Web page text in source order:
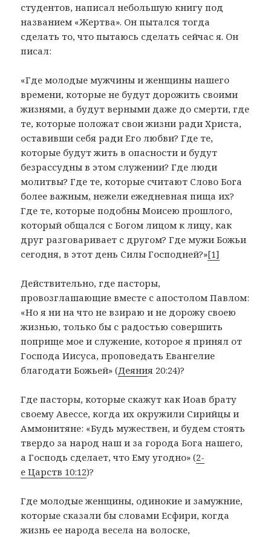
студентов, написал небольшую книгу под
названием «Жертва». Он пытался тогда
сделать то, что пытаюсь сделать сейчас я. Он
писал:
«Где молодые мужчины и женщины нашего
времени, которые не будут дорожить своими
жизнями, а будут верными даже до смерти, где
те, которые положат свои жизни ради Христа,
оставивши себя ради Его любви? Где те,
которые будут жить в опасности и будут
безрассудны в этом служении? Где люди
молитвы? Где те, которые считают Слово Бога
более важным, нежели ежедневная пища их?
Где те, которые подобны Моисею прошлого,
который общался с Богом лицом к лицу, как
друг разговаривает с другом? Где мужи Божьи
сегодня, в этот день Силы Господней?»[1]
Действительно, где пасторы,
провозглашающие вместе с апостолом Павлом:
«Но я ни на что не взираю и не дорожу своею
жизнью, только бы с радостью совершить
поприще мое и служение, которое я принял от
Господа Иисуса, проповедать Евангелие
благодати Божьей» (Деяния 20:24)?
Где пасторы, которые скажут как Иоав брату
своему Авессе, когда их окружили Сирийцы и
Аммонитяне: «Будь мужествен, и будем стоять
твердо за народ наш и за города Бога нашего,
а Господь сделает, что Ему угодно» (2-
е Царств 10:12)?
Где молодые женщины, одинокие и замужние,
которые сказали бы словами Есфири, когда
жизнь ее народа весела на волоске,